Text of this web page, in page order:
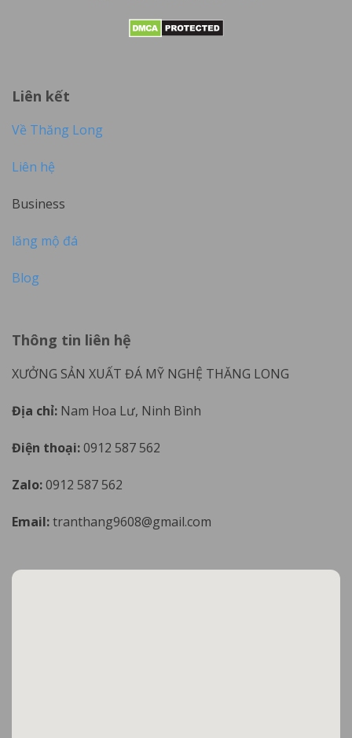
Liên kết
Về Thăng Long
Liên hệ
Business
lăng mộ đá
Blog
Thông tin liên hệ
XƯỞNG SẢN XUẤT ĐÁ MỸ NGHỆ THĂNG LONG
Địa chỉ: Nam Hoa Lư, Ninh Bình
Điện thoại:0912 587 562
Zalo:0912 587 562
Email:tranthang9608@gmail.com